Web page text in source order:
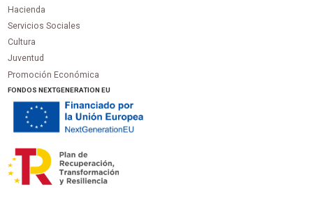
Hacienda
Servicios Sociales
Cultura
Juventud
Promoción Económica
FONDOS NEXTGENERATION EU